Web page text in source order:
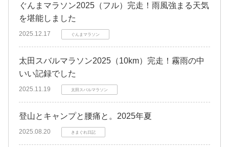
ぐんまマラソン2025（フル）完走！雨風強まる天気
を堪能しました
2025.12.17 ぐんまマラソン
太田スバルマラソン2025（10km）完走！霧雨の中
いい記録でした
2025.11.19 太田スバルマラソン
登山とキャンプと腰痛と。2025年夏
2025.08.20 きまぐれ日記